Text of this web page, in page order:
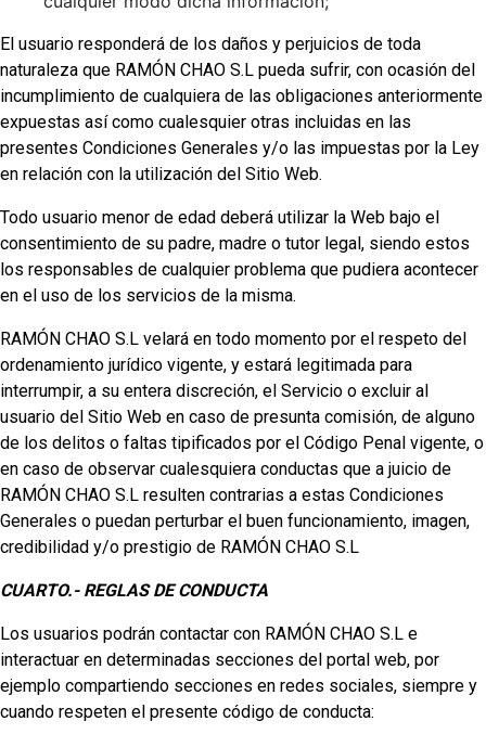
El usuario responderá de los daños y perjuicios de toda
naturaleza que RAMÓN CHAO S.L pueda sufrir, con ocasión del
incumplimiento de cualquiera de las obligaciones anteriormente
expuestas así como cualesquier otras incluidas en las
presentes Condiciones Generales y/o las impuestas por la Ley
en relación con la utilización del Sitio Web.
Todo usuario menor de edad deberá utilizar la Web bajo el
consentimiento de su padre, madre o tutor legal, siendo estos
los responsables de cualquier problema que pudiera acontecer
en el uso de los servicios de la misma.
RAMÓN CHAO S.L velará en todo momento por el respeto del
ordenamiento jurídico vigente, y estará legitimada para
interrumpir, a su entera discreción, el Servicio o excluir al
usuario del Sitio Web en caso de presunta comisión, de alguno
de los delitos o faltas tipificados por el Código Penal vigente, o
en caso de observar cualesquiera conductas que a juicio de
RAMÓN CHAO S.L resulten contrarias a estas Condiciones
Generales o puedan perturbar el buen funcionamiento, imagen,
credibilidad y/o prestigio de RAMÓN CHAO S.L
CUARTO.- REGLAS DE CONDUCTA
Los usuarios podrán contactar con RAMÓN CHAO S.L e
interactuar en determinadas secciones del portal web, por
ejemplo compartiendo secciones en redes sociales, siempre y
cuando respeten el presente código de conducta: